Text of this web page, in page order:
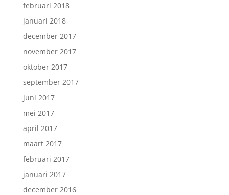
februari 2018
januari 2018
december 2017
november 2017
oktober 2017
september 2017
juni 2017
mei 2017
april 2017
maart 2017
februari 2017
januari 2017
december 2016